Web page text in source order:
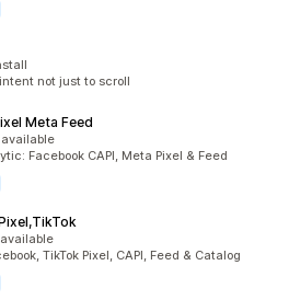
not just to scroll
Meta Feed
Facebook CAPI, Meta Pixel & Feed
TikTok Pixel, CAPI, Feed & Catalog